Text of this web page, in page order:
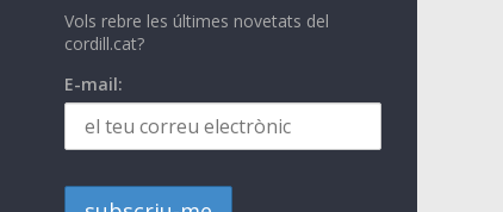
Vols rebre les últimes novetats del
cordill.cat?
E-mail: